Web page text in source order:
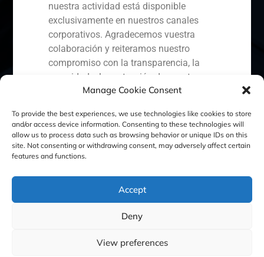
Manage Cookie Consent
To provide the best experiences, we use technologies like cookies to store
and/or access device information. Consenting to these technologies will
allow us to process data such as browsing behavior or unique IDs on this
site. Not consenting or withdrawing consent, may adversely affect certain
features and functions.
Accept
Deny
View preferences
España Portugal Colombia
Ecuador Perú Chile
Política de Cookies Política de Privacidad
Aviso Legal
GBS Finance ©2023
nuestra actividad está disponible
exclusivamente en nuestros canales
corporativos. Agradecemos vuestra
colaboración y reiteramos nuestro
compromiso con la transparencia, la
seguridad y la protección de nuestros
Capital Markets AV SA
GBS Finance